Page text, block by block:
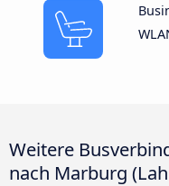
Weitere
nach Marburg